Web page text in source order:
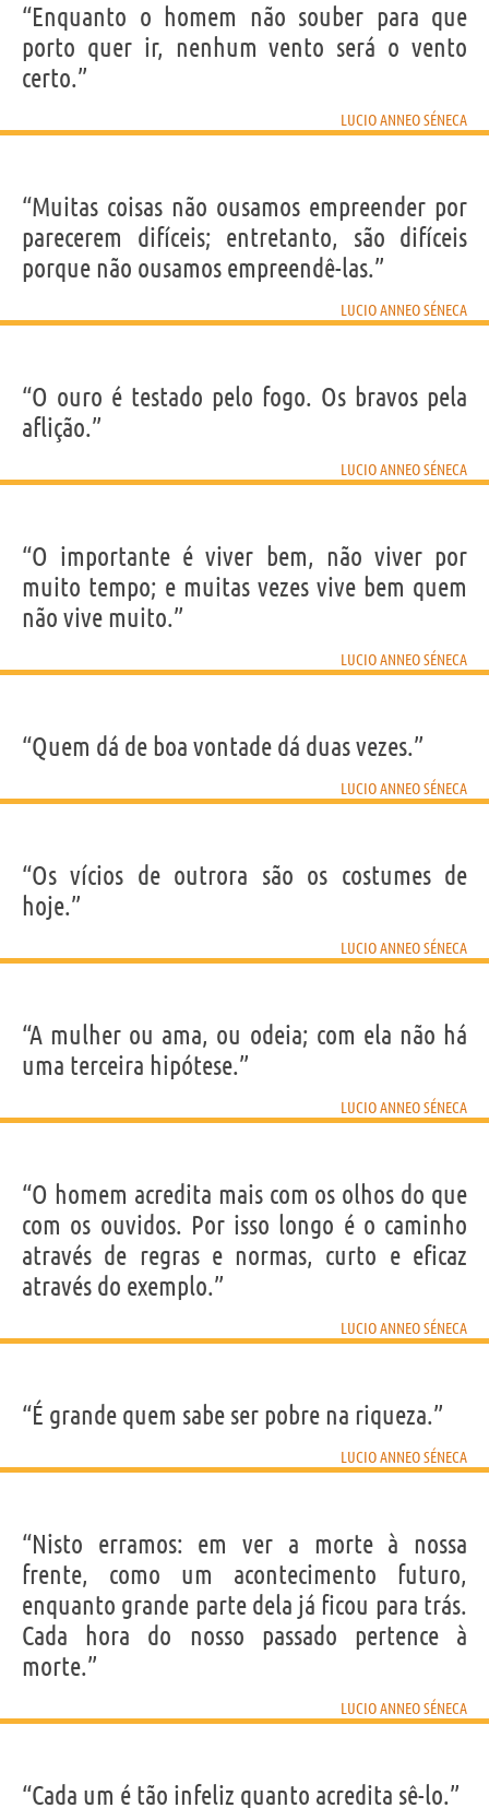
“Enquanto o homem não souber para que
porto quer ir, nenhum vento será o vento
certo.”
LUCIO ANNEO SÉNECA
“Muitas coisas não ousamos empreender por
parecerem difíceis; entretanto, são difíceis
porque não ousamos empreendê-las.”
LUCIO ANNEO SÉNECA
“O ouro é testado pelo fogo. Os bravos pela
aflição.”
LUCIO ANNEO SÉNECA
“O importante é viver bem, não viver por
muito tempo; e muitas vezes vive bem quem
não vive muito.”
LUCIO ANNEO SÉNECA
“Quem dá de boa vontade dá duas vezes.”
LUCIO ANNEO SÉNECA
“Os vícios de outrora são os costumes de
hoje.”
LUCIO ANNEO SÉNECA
“A mulher ou ama, ou odeia; com ela não há
uma terceira hipótese.”
LUCIO ANNEO SÉNECA
“O homem acredita mais com os olhos do que
com os ouvidos. Por isso longo é o caminho
através de regras e normas, curto e eficaz
através do exemplo.”
LUCIO ANNEO SÉNECA
“É grande quem sabe ser pobre na riqueza.”
LUCIO ANNEO SÉNECA
“Nisto erramos: em ver a morte à nossa
frente, como um acontecimento futuro,
enquanto grande parte dela já ficou para trás.
Cada hora do nosso passado pertence à
morte.”
LUCIO ANNEO SÉNECA
“Cada um é tão infeliz quanto acredita sê-lo.”